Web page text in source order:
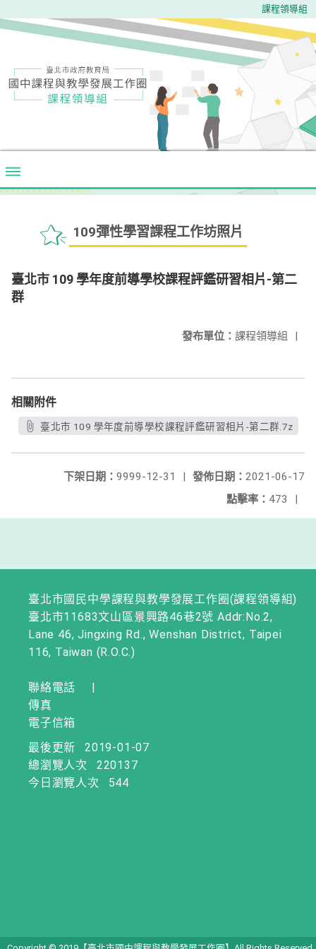
課程領導組
109彈性學習課程工作坊照片
臺北市 109 學年度前導學校課程評鑑研習相片-第二
群
發布單位： 課程領導組 |
相關附件
臺北市 109 學年度前導學校課程評鑑研習相片-第二群.7z
發佈日期： 2021-06-17
下架日期： 9999-12-31
|
點擊率： 473 |
臺北市國民中學課程與教學發展工作圈(課程領導組)
臺北市11683文山區景興路46巷2號 Addr:No.2,
Lane 46, Jingxing Rd., Wenshan District, Taipei
116, Taiwan (R.O.C.)
聯絡電話
|
傳真
電子信箱
最後更新
2019-01-07
總瀏覽人次
220137
今日瀏覽人次
544